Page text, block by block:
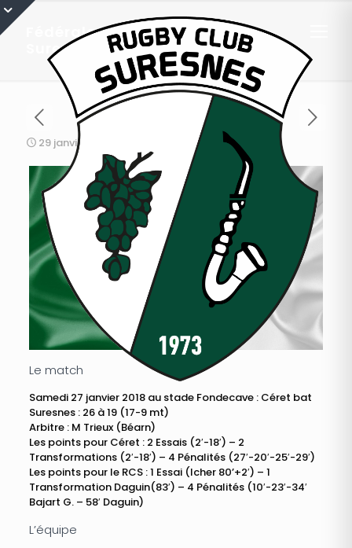
Fédérale 1 : Résumé de Céret –
Suresnes
29 janvier 2018
Le match
Samedi 27 janvier 2018 au stade Fondecave : Céret bat
Suresnes : 26 à 19 (17-9 mt)
Arbitre : M Trieux (Béarn)
Les points pour Céret : 2 Essais (2′-18′) – 2
Transformations (2′-18′) – 4 Pénalités (27′-20′-25′-29′)
Les points pour le RCS : 1 Essai (Icher 80’+2′) – 1
Transformation Daguin(83′) – 4 Pénalités (10′-23′-34′
Bajart G. – 58′ Daguin)
L’équipe